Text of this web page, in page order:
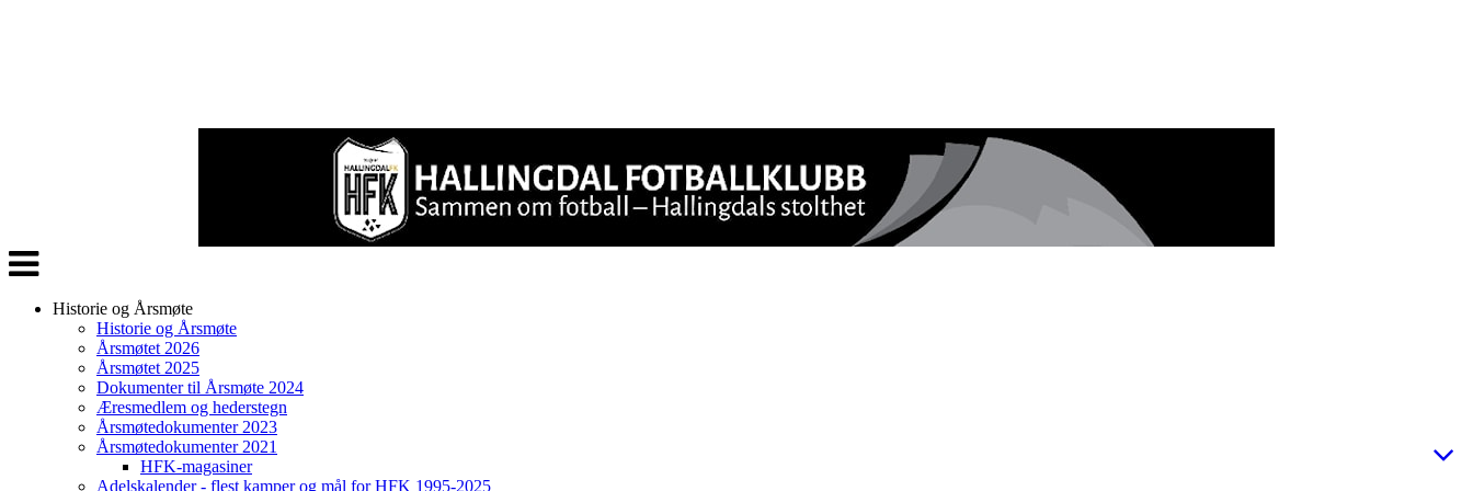
Veksle
navigasjon
Historie og Årsmøte
Historie og Årsmøte
Årsmøtet 2026
Årsmøtet 2025
Dokumenter til Årsmøte 2024
Æresmedlem og hederstegn
Årsmøtedokumenter 2023
Årsmøtedokumenter 2021
HFK-magasiner
Adelskalender - flest kamper og mål for HFK 1995-2025